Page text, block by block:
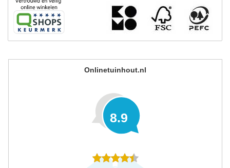
Onlinetuinhout.nl
8.9